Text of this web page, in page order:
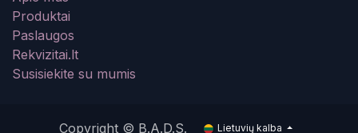
Produktai
Paslaugos
Rekvizitai.lt
Susisiekite su mumis
Copyright © B.A.D.S. Lietuvių kalba